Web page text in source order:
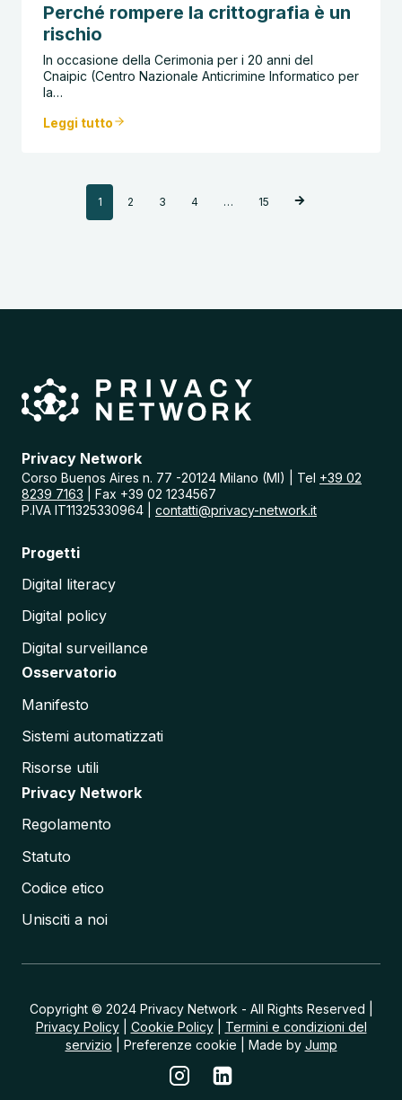
Perché rompere la crittografia è un
rischio
In occasione della Cerimonia per i 20 anni del
Cnaipic (Centro Nazionale Anticrimine Informatico per
la…
Leggi tutto
Navigazione
1 2 3 4 … 15
Privacy Network
Corso Buenos Aires n. 77 -20124 Milano (MI) | Tel +39 02
8239 7163 | Fax +39 02 1234567
P.IVA IT11325330964 | contatti@privacy-network.it
Progetti
Digital literacy
Digital policy
Digital surveillance
Osservatorio
Manifesto
Sistemi automatizzati
Risorse utili
Privacy Network
Regolamento
Statuto
Codice etico
Unisciti a noi
Copyright © 2024 Privacy Network - All Rights Reserved |
Privacy Policy| Cookie Policy| Termini e condizioni del
servizio | Preferenze cookie | Made by Jump